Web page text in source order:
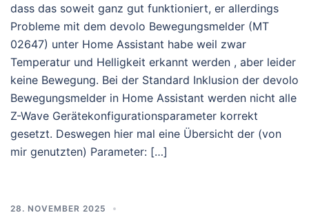
dass das soweit ganz gut funktioniert, er allerdings
Probleme mit dem devolo Bewegungsmelder (MT
02647) unter Home Assistant habe weil zwar
Temperatur und Helligkeit erkannt werden , aber leider
keine Bewegung. Bei der Standard Inklusion der devolo
Bewegungsmelder in Home Assistant werden nicht alle
Z-Wave Gerätekonfigurationsparameter korrekt
gesetzt. Deswegen hier mal eine Übersicht der (von
mir genutzten) Parameter: […]
28. NOVEMBER 2025